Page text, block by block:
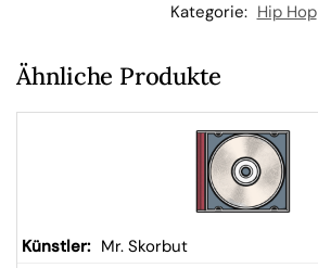
W
kor
Kategorie: Hip Hop
Ähnliche Produkte
Mr. Skorbut